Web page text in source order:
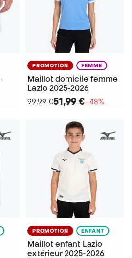
PROMOTION FEMME
Maillot domicile femme
Lazio 2025-2026
99,99 €51,99 €−48%
PROMOTION ENFANT
Maillot enfant Lazio
extérieur 2025-2026